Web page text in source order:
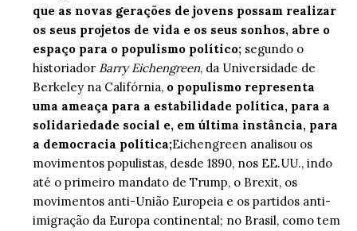
que as novas gerações de jovens possam realizar
os seus projetos de vida e os seus sonhos, abre o
espaço para o populismo político; segundo o
historiador Barry Eichengreen, da Universidade de
Berkeley na Califórnia, o populismo representa
uma ameaça para a estabilidade política, para a
solidariedade social e, em última instância, para
a democracia política;Eichengreen analisou os
movimentos populistas, desde 1890, nos EE.UU., indo
até o primeiro mandato de Trump, o Brexit, os
movimentos anti-União Europeia e os partidos anti-
imigração da Europa continental; no Brasil, como tem